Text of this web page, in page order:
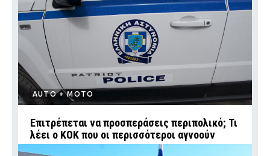
AUTO + MOTO
Επιτρέπεται να προσπεράσεις περιπολικό; Τι
λέει ο ΚΟΚ που οι περισσότεροι αγνοούν